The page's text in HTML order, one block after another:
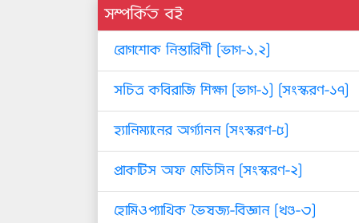
সম্পর্কিত বই
রোগশোক নিস্তারিণী [ভাগ-১,২]
সচিত্র কবিরাজি শিক্ষা [ভাগ-১] [সংস্করণ-১৭]
হ্যানিম্যানের অর্গ্যানন [সংস্করণ-৫]
প্রাকটিস অফ মেডিসিন [সংস্করণ-২]
হোমিওপ্যাথিক ভৈষজ্য-বিজ্ঞান [খণ্ড-৩]